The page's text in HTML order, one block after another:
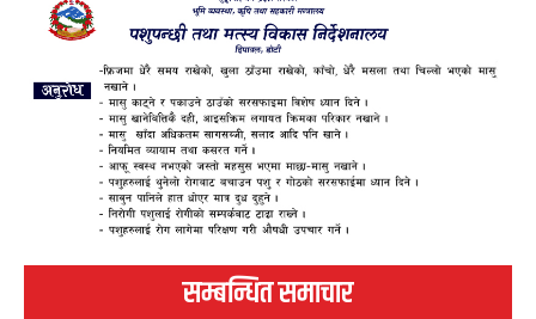
सम्बन्धित समाचार